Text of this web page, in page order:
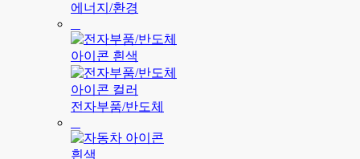
에너지/환경
전자부품/반도체